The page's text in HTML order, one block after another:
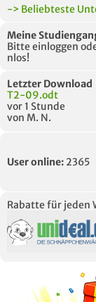
-> Beliebteste
Meine
Bitte einloggen
nlos!
Letzter Download
T2-09.odt
vor 1 Stunde
von M. N.
User online: 2365
Rabatte für jeden